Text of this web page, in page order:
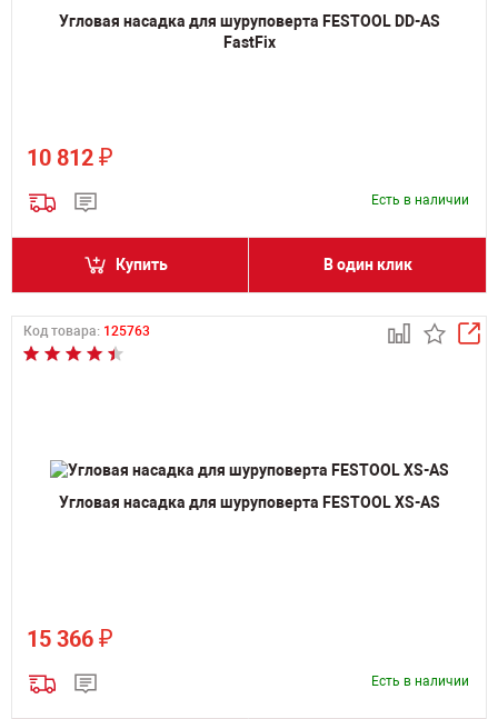
Угловая насадка для шуруповерта FESTOOL DD-AS
FastFix
10 812 ₽
Есть в наличии
Купить В один клик
Код товара: 125763
Угловая насадка для шуруповерта FESTOOL XS-AS
15 366 ₽
Есть в наличии